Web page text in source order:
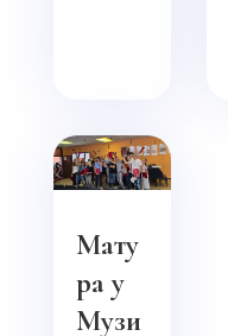
Мату
ра у
Музи